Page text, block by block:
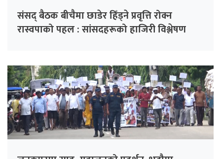
संसद् बैठक बीचैमा छाडेर हिँड्ने प्रवृत्ति रोक्न
रास्वपाको पहल : सांसदहरूको हाजिरी विश्लेषण